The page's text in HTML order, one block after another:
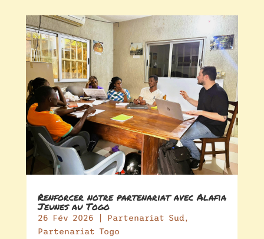
Renforcer notre partenariat avec Alafia
Jeunes au Togo
26 Fév 2026 Partenariat Sud,
Partenariat Togo